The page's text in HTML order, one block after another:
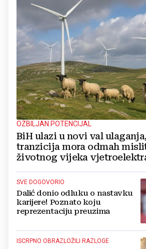
OZBILJAN POTENCIJAL
BiH ulazi u novi val
tranzicija mora odmah
životnog vijeka
SVE DOGOVORIO
Dalić donio odluku o nastavku
karijere! Poznato koju
reprezentaciju preuzima
ISCRPNO OBRAZLOŽILI RAZLOGE